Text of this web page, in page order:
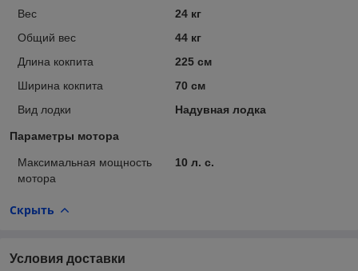
Вес
24 кг
Общий вес
44 кг
Длина кокпита
225 см
Ширина кокпита
70 см
Вид лодки
Надувная лодка
Параметры мотора
Максимальная мощность
мотора
10 л. с.
Скрыть
Условия доставки